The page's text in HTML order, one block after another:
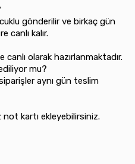
gönderilir ve birkaç gün
canlı kalır.
olarak hazırlanmaktadır.
mu?
aynı gün teslim
not kartı ekleyebilirsiniz.